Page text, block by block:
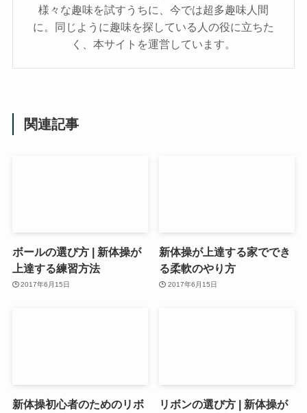
様々な趣味を試すうちに、今では超多趣味人間
に。同じように趣味を探している人の役に立ちた
く、本サイトを運営しています。
関連記事
ボールの選び方 | 新体操が
上達する練習方法
2017年6月15日
新体操が上達する家ででき
る柔軟のやり方
2017年6月15日
新体操初心者のためのリボ
リボンの選び方 | 新体操が